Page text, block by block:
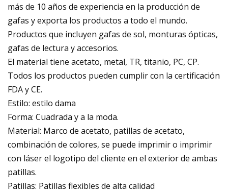
más de 10 años de experiencia en la producción de
gafas y exporta los productos a todo el mundo.
Productos que incluyen gafas de sol, monturas ópticas,
gafas de lectura y accesorios.
El material tiene acetato, metal, TR, titanio, PC, CP.
Todos los productos pueden cumplir con la certificación
FDA y CE.
Estilo: estilo dama
Forma: Cuadrada y a la moda.
Material: Marco de acetato, patillas de acetato,
combinación de colores, se puede imprimir o imprimir
con láser el logotipo del cliente en el exterior de ambas
patillas.
Patillas: Patillas flexibles de alta calidad